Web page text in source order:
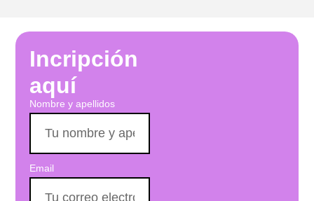
Incripción
aquí
Nombre y apellidos
Email